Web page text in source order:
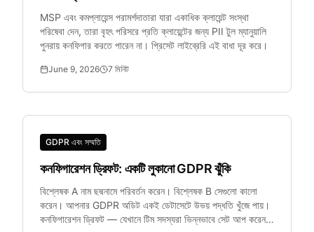
MSP এবং কমপ্লায়েন্স পরামর্শদাতারা যারা একাধিক ক্লায়েন্ট সংস্থা
পরিষেবা দেন, তারা বৃহৎ পরিসরে প্রতি ক্লায়েন্টের জন্য PII টুল ম্যানুয়ালি
পুনরায় কনফিগার করতে পারেন না। প্রিসেট লাইব্রেরি এই বাধা দূর করে।
June 9, 2026 7 মিনিট
GDPR এবং সম্মতি
কনফিগারেশন ড্রিফট: একটি লুকানো GDPR ঝুঁকি
বিশ্লেষক A নাম ছদ্মনামে পরিবর্তন করেন। বিশ্লেষক B সেগুলো কালো
করেন। আপনার GDPR অডিট একই ডেটাসেটে উভয় পদ্ধতি খুঁজে পায়।
কনফিগারেশন ড্রিফট — যেখানে টিম সদস্যরা ভিন্নভাবে সেট আপ করেন